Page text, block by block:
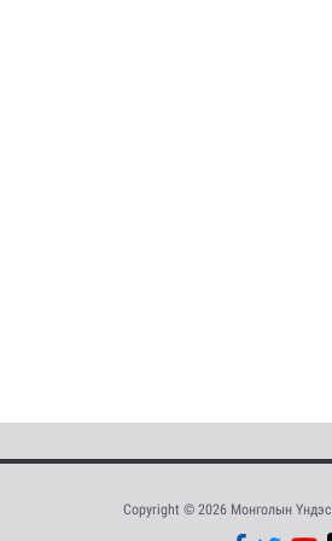
Copyright © 2026 Монголын